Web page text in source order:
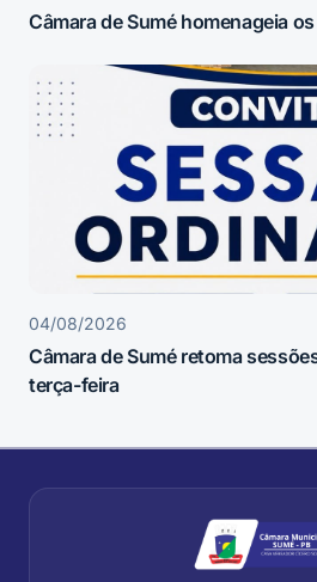
Câmara de Sumé homenageia
04/08/2026
Câmara de Sumé retoma
terça-feira